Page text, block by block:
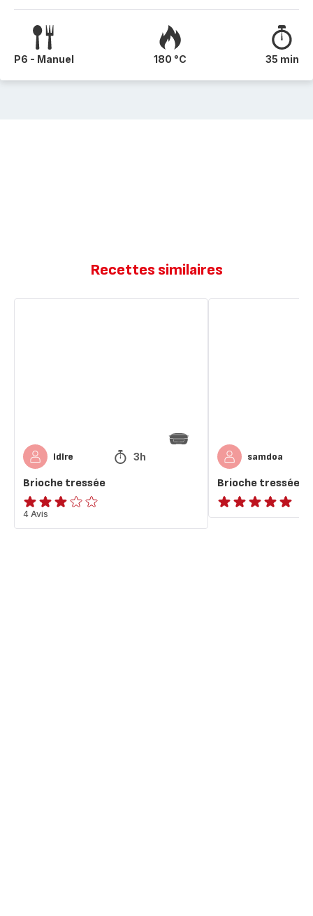
P6 - Manuel 180 °C 35 min
Recettes similaires
ldlre 3h
Brioche tressée
ratings.2.8
4 Avis
samdoa
Brioche tressée
ratings.NaN